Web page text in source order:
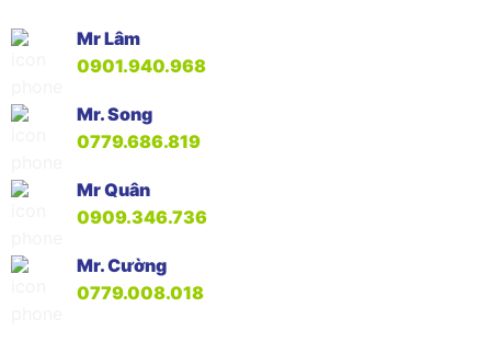
Mr Lâm
0901.940.968
Mr. Song
0779.686.819
Mr Quân
0909.346.736
Mr. Cường
0779.008.018